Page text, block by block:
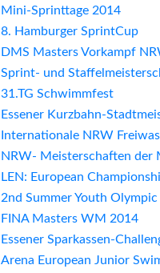
Mini-Sprinttage 2014
8. Hamburger SprintCup
DMS Masters Vorkampf
Sprint- und
31.TG Schwimmfest
Essener Kurzbahn-
Internationale NRW
NRW- Meisterschaften der
LEN: European
2nd Summer Youth Olympic
FINA Masters WM 2014
Essener Sparkassen-
Arena European Junior